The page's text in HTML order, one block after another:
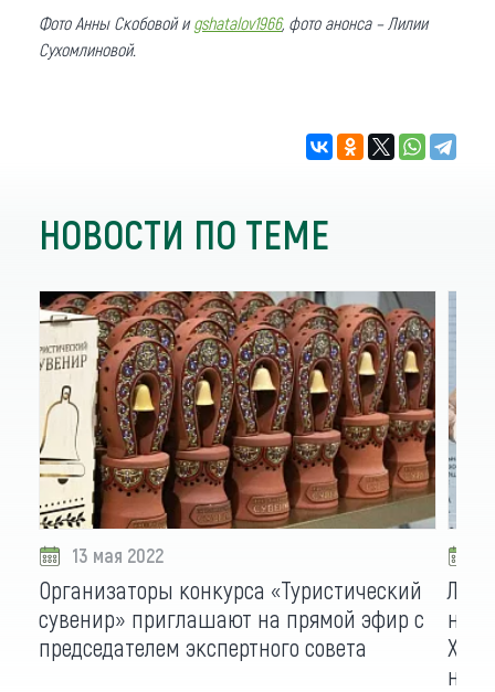
Фото Анны Скобовой и gshatalov1966, фото анонса – Лилии
Сухомлиновой.
НОВОСТИ ПО ТЕМЕ
13 мая 2022
Организаторы конкурса «Туристический
сувенир» приглашают на прямой эфир с
председателем экспертного совета